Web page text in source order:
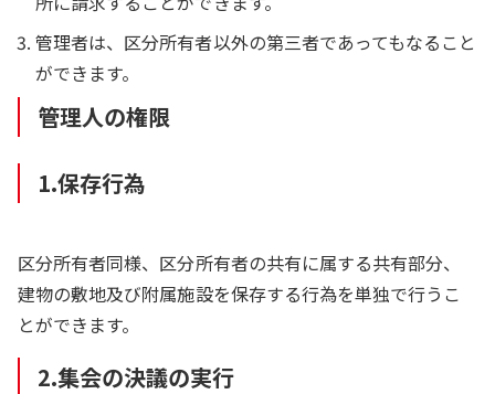
管理者は、区分所有者以外の第三者であってもなること
ができます。
管理人の権限
1.保存行為
区分所有者同様、区分所有者の共有に属する共有部分、
建物の敷地及び附属施設を保存する行為を単独で行うこ
とができます。
2.集会の決議の実行